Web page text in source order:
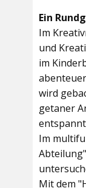
Ein
Im
und
im
wird
getaner
Im
Abteilung"
Mit dem